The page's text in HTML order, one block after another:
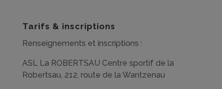
Tarifs & inscriptions
Renseignements et inscriptions :
ASL La ROBERTSAU Centre sportif de la
Robertsau, 212, route de la Wantzenau